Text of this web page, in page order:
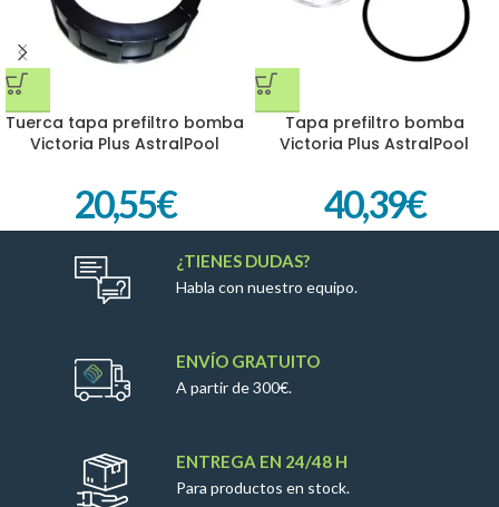
Tuerca tapa prefiltro bomba
Victoria Plus AstralPool
20,55€
Tapa prefiltro bomba
Victoria Plus AstralPool
40,39€
¿TIENES DUDAS?
Habla con nuestro equipo.
ENVÍO GRATUITO
A partir de 300€.
ENTREGA EN 24/48 H
Para productos en stock.